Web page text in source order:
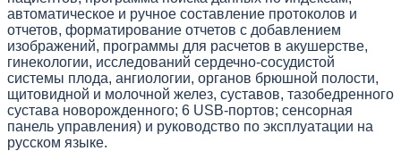
автоматическое и ручное составление протоколов и
отчетов, форматирование отчетов с добавлением
изображений, программы для расчетов в акушерстве,
гинекологии, исследований сердечно-сосудистой
системы плода, ангиологии, органов брюшной полости,
щитовидной и молочной желез, суставов, тазобедренного
сустава новорожденного; 6 USB-портов; сенсорная
панель управления) и руководство по эксплуатации на
русском языке.